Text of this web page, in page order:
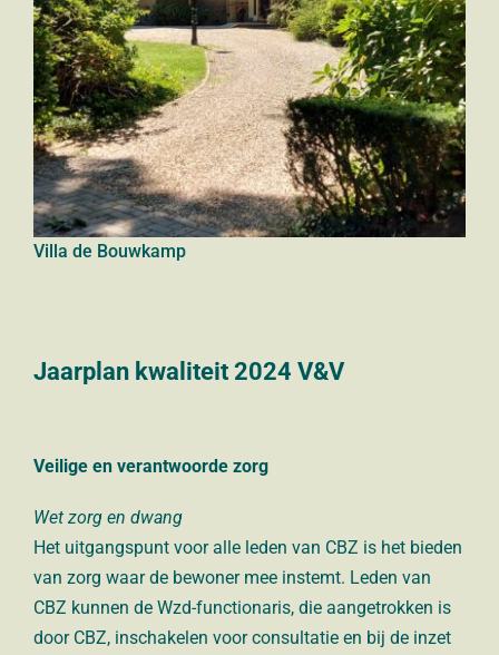
Villa de Bouwkamp
Jaarplan kwaliteit 2024 V&V
Veilige en verantwoorde zorg
Wet zorg en dwang
Het uitgangspunt voor alle leden van CBZ is het bieden
van zorg waar de bewoner mee instemt. Leden van
CBZ kunnen de Wzd-functionaris, die aangetrokken is
door CBZ, inschakelen voor consultatie en bij de inzet